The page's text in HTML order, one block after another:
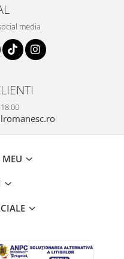
media